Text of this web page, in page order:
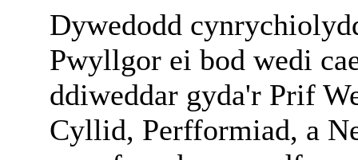
Dywedodd
Pwyllgor ei bod wedi
ddiweddar gyda'r Prif
Cyllid, Perfformiad, a